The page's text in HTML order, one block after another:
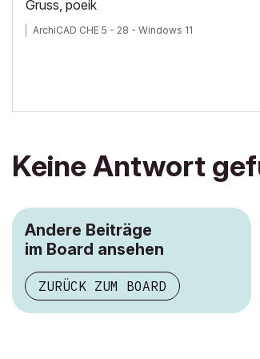
Gruss, poeik
ArchiCAD CHE 5 - 28 - Windows 11
Keine Antwort
Andere Beiträge
im Board ansehen
ZURÜCK ZUM BOARD